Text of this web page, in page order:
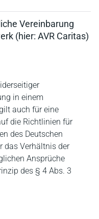
Vereinbarung
(hier: AVR Caritas)
in einem
auch für eine
die Richtlinien für
des Deutschen
das Verhältnis der
Ansprüche
des § 4 Abs. 3